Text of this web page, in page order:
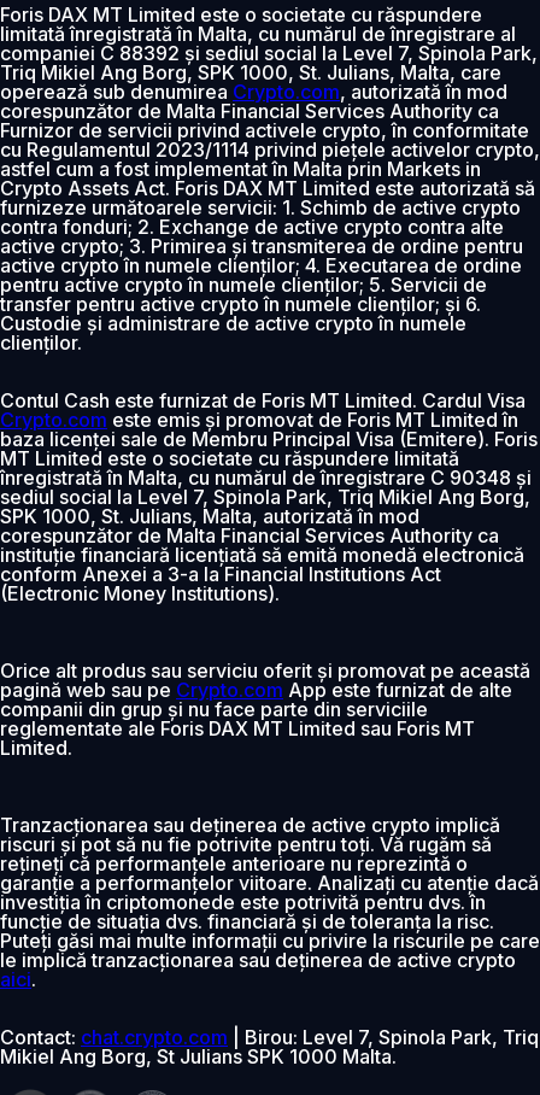
Foris DAX MT Limited este o societate cu răspundere
limitată înregistrată în Malta, cu numărul de înregistrare al
companiei C 88392 și sediul social la Level 7, Spinola Park,
Triq Mikiel Ang Borg, SPK 1000, St. Julians, Malta, care
operează sub denumirea Crypto.com, autorizată în mod
corespunzător de Malta Financial Services Authority ca
Furnizor de servicii privind activele crypto, în conformitate
cu Regulamentul 2023/1114 privind piețele activelor crypto,
astfel cum a fost implementat în Malta prin Markets in
Crypto Assets Act. Foris DAX MT Limited este autorizată să
furnizeze următoarele servicii: 1. Schimb de active crypto
contra fonduri; 2. Exchange de active crypto contra alte
active crypto; 3. Primirea și transmiterea de ordine pentru
active crypto în numele clienților; 4. Executarea de ordine
pentru active crypto în numele clienților; 5. Servicii de
transfer pentru active crypto în numele clienților; și 6.
Custodie și administrare de active crypto în numele
clienților.
Contul Cash este furnizat de Foris MT Limited. Cardul Visa
Crypto.com este emis și promovat de Foris MT Limited în
baza licenței sale de Membru Principal Visa (Emitere). Foris
MT Limited este o societate cu răspundere limitată
înregistrată în Malta, cu numărul de înregistrare C 90348 și
sediul social la Level 7, Spinola Park, Triq Mikiel Ang Borg,
SPK 1000, St. Julians, Malta, autorizată în mod
corespunzător de Malta Financial Services Authority ca
instituție financiară licențiată să emită monedă electronică
conform Anexei a 3-a la Financial Institutions Act
(Electronic Money Institutions).
Orice alt produs sau serviciu oferit și promovat pe această
pagină web sau pe Crypto.com App este furnizat de alte
companii din grup și nu face parte din serviciile
reglementate ale Foris DAX MT Limited sau Foris MT
Limited.
Tranzacționarea sau deținerea de active crypto implică
riscuri și pot să nu fie potrivite pentru toți. Vă rugăm să
rețineți că performanțele anterioare nu reprezintă o
garanție a performanțelor viitoare. Analizați cu atenție dacă
investiția în criptomonede este potrivită pentru dvs. în
funcție de situația dvs. financiară și de toleranța la risc.
Puteți găsi mai multe informații cu privire la riscurile pe care
le implică tranzacționarea sau deținerea de active crypto
aici.
Contact: chat.crypto.com | Birou: Level 7, Spinola Park, Triq
Mikiel Ang Borg, St Julians SPK 1000 Malta.